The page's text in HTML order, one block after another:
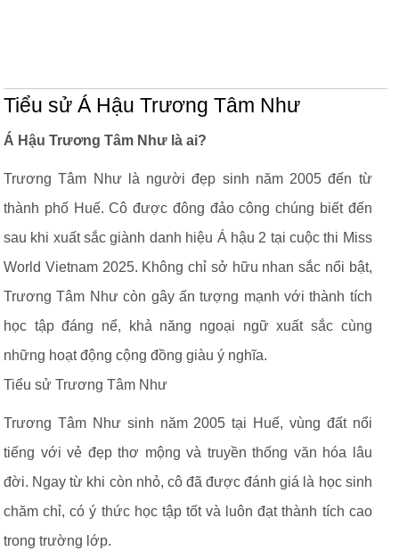
Tiểu sử Á Hậu Trương Tâm Như
Á Hậu Trương Tâm Như là ai?
Trương Tâm Như là người đẹp sinh năm 2005 đến từ
thành phố Huế. Cô được đông đảo công chúng biết đến
sau khi xuất sắc giành danh hiệu Á hậu 2 tại cuộc thi Miss
World Vietnam 2025. Không chỉ sở hữu nhan sắc nổi bật,
Trương Tâm Như còn gây ấn tượng mạnh với thành tích
học tập đáng nể, khả năng ngoại ngữ xuất sắc cùng
những hoạt động cộng đồng giàu ý nghĩa.
Tiểu sử Trương Tâm Như
Trương Tâm Như sinh năm 2005 tại Huế, vùng đất nổi
tiếng với vẻ đẹp thơ mộng và truyền thống văn hóa lâu
đời. Ngay từ khi còn nhỏ, cô đã được đánh giá là học sinh
chăm chỉ, có ý thức học tập tốt và luôn đạt thành tích cao
trong trường lớp.